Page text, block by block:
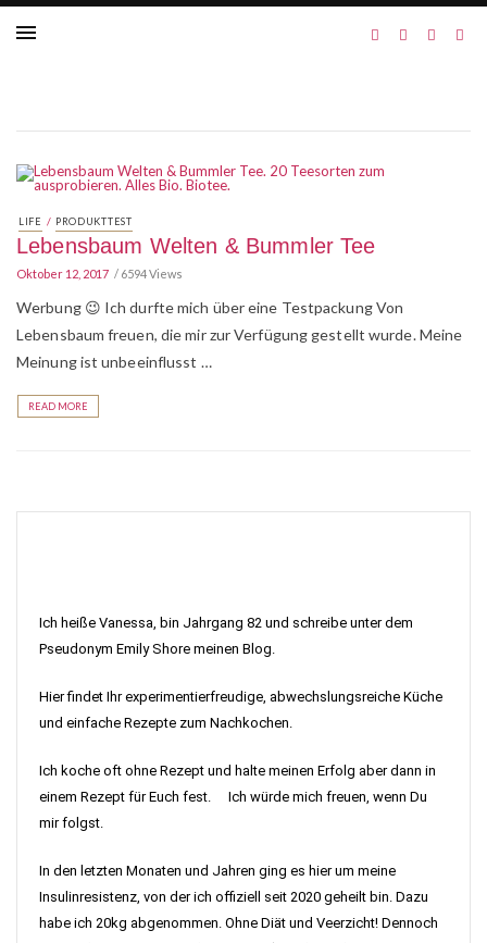
LIFE / PRODUKTTEST
Lebensbaum Welten & Bummler Tee
Oktober 12, 2017 6594 Views
Werbung 😉 Ich durfte mich über eine Testpackung Von
Lebensbaum freuen, die mir zur Verfügung gestellt wurde. Meine
Meinung ist unbeeinflusst …
READ MORE
Ich heiße Vanessa, bin Jahrgang 82 und schreibe unter dem
Pseudonym Emily Shore meinen Blog.
Hier findet Ihr experimentierfreudige, abwechslungsreiche Küche
und einfache Rezepte zum Nachkochen.
Ich koche oft ohne Rezept und halte meinen Erfolg aber dann in
einem Rezept für Euch fest. Ich würde mich freuen, wenn Du
mir folgst.
In den letzten Monaten und Jahren ging es hier um meine
Insulinresistenz, von der ich offiziell seit 2020 geheilt bin. Dazu
habe ich 20kg abgenommen. Ohne Diät und Veerzicht! Dennoch